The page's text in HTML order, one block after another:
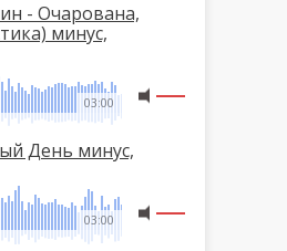
- Очарована,
минус,
03:00
День минус,
03:00